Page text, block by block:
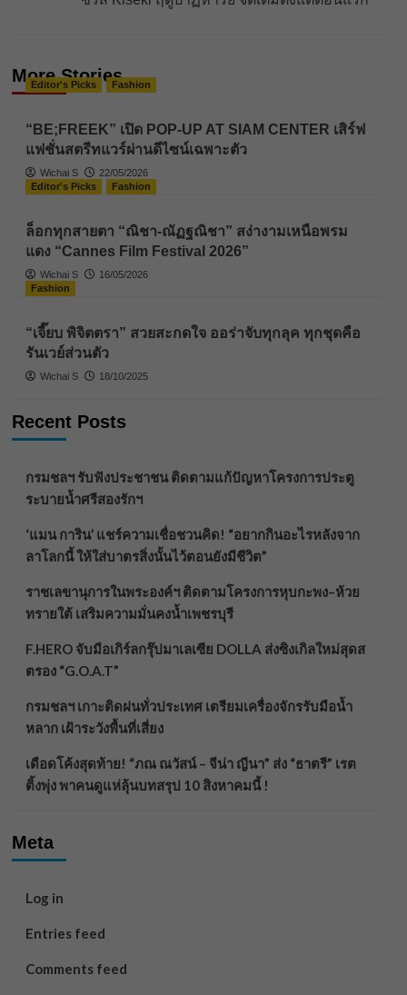
More Stories
Editor's Picks Fashion
“BE;FREEK” เปิด POP-UP AT SIAM CENTER เสิร์ฟ
แฟชั่นสตรีทแวร์ผ่านดีไซน์เฉพาะตัว
Wichai S
22/05/2026
Editor's Picks
Fashion
ล็อกทุกสายตา “ณิชา-ณัฏฐณิชา” สง่างามเหนือพรม
แดง “Cannes Film Festival 2026”
Wichai S
16/05/2026
Fashion
“เจี๊ยบ พิจิตตรา” สวยสะกดใจ ออร่าจับทุกลุค ทุกชุดคือ
รันเวย์ส่วนตัว
Wichai S 18/10/2025
Recent Posts
กรมชลฯ รับฟังประชาชน ติดตามแก้ปัญหาโครงการประตู
ระบายน้ำศรีสองรักฯ
‘แมน การิน’ แชร์ความเชื่อชวนคิด! “อยากกินอะไรหลังจาก
ลาโลกนี้ ให้ใส่บาตรสิ่งนั้นไว้ตอนยังมีชีวิต”
ราชเลขานุการในพระองค์ฯ ติดตามโครงการหุบกะพง–ห้วย
ทรายใต้ เสริมความมั่นคงน้ำเพชรบุรี
F.HERO จับมือเกิร์ลกรุ๊ปมาเลเซีย DOLLA ส่งซิงเกิลใหม่สุดส
ตรอง “G.O.A.T”
กรมชลฯ เกาะติดฝนทั่วประเทศ เตรียมเครื่องจักรรับมือน้ำ
หลาก เฝ้าระวังพื้นที่เสี่ยง
เดือดโค้งสุดท้าย! “ภณ ณวัสน์ – จีน่า ญีนา” ส่ง “ธาตรี” เรต
ติ้งพุ่ง พาคนดูแห่ลุ้นบทสรุป 10 สิงหาคมนี้ !
Meta
Log in
Entries feed
Comments feed